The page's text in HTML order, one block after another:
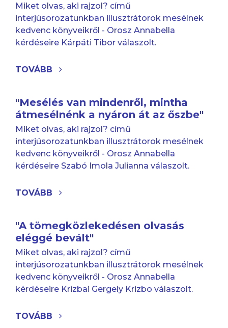
Miket olvas, aki rajzol? című
interjúsorozatunkban illusztrátorok mesélnek
kedvenc könyveikről - Orosz Annabella
kérdéseire Kárpáti Tibor válaszolt.
TOVÁBB
"Mesélés van mindenről, mintha
átmesélnénk a nyáron át az őszbe"
Miket olvas, aki rajzol? című
interjúsorozatunkban illusztrátorok mesélnek
kedvenc könyveikről - Orosz Annabella
kérdéseire Szabó Imola Julianna válaszolt.
TOVÁBB
"A tömegközlekedésen olvasás
eléggé bevált"
Miket olvas, aki rajzol? című
interjúsorozatunkban illusztrátorok mesélnek
kedvenc könyveikről - Orosz Annabella
kérdéseire Krizbai Gergely Krizbo válaszolt.
TOVÁBB